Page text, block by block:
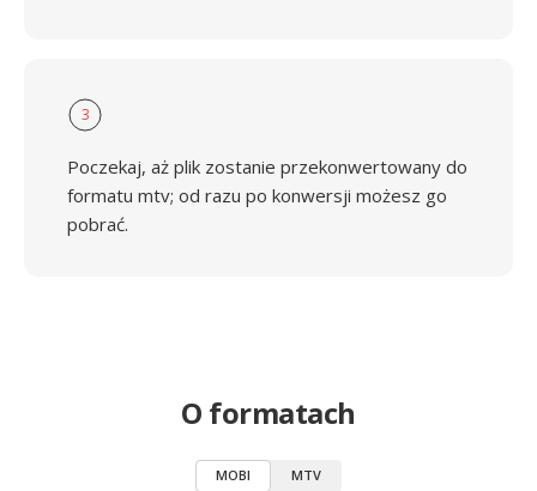
3
Poczekaj, aż plik zostanie przekonwertowany do
formatu mtv; od razu po konwersji możesz go
pobrać.
O formatach
MOBI MTV